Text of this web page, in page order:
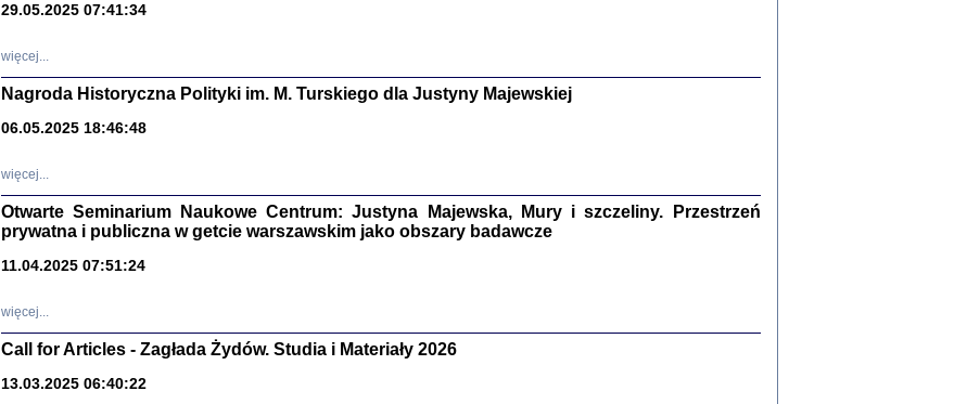
red. i wstęp Barbara Engelking, Jan Grabowski
Stanisław Adler, oprac. i wstępem opatrzyłaMarta Janczewska
Warszawa 2018
29.05.2025 07:41:34
więcej...
Nagroda Historyczna Polityki im. M. Turskiego dla Justyny Majewskiej
06.05.2025 18:46:48
więcej...
Otwarte Seminarium Naukowe Centrum: Justyna Majewska, Mury i szczeliny. Przestrzeń
prywatna i publiczna w getcie warszawskim jako obszary badawcze
11.04.2025 07:51:24
więcej...
Call for Articles - Zagłada Żydów. Studia i Materiały 2026
13.03.2025 06:40:22